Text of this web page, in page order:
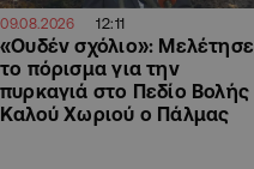
09.08.2026 12:11
«Ουδέν σχόλιο»: Μελέτησε
το πόρισμα για την
πυρκαγιά στο Πεδίο Βολής
Καλού Χωριού ο Πάλμας